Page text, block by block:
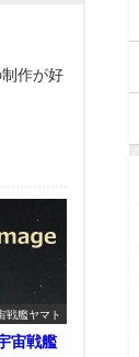
作が好
戦艦ヤマト
宙戦艦